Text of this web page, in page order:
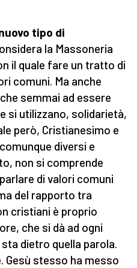
tipo di
la Massoneria
il quale fare un tratto di
comuni. Ma anche
semmai ad essere
si utilizzano, solidarietà,
però, Cristianesimo e
diversi e
non si comprende
di valori comuni
del rapporto tra
cristiani è proprio
che si dà ad ogni
dietro quella parola.
Gesù stesso ha messo